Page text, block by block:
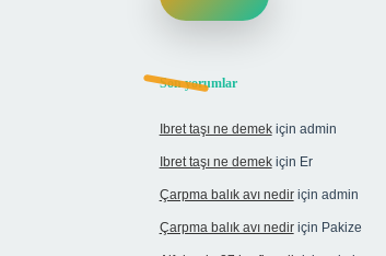
Son yorumlar
Ibret taşı ne demekiçin admin
Ibret taşı ne demekiçin Er
Çarpma balık avı nediriçin admin
Çarpma balık avı nediriçin Pakize